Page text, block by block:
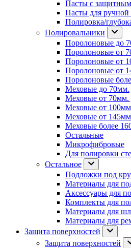
Пасты с
Пасты для ручной
Полировка/
Полировальники
Поролоновые до
Поролоновые от
Поролоновые от
Поролоновые от
Поролоновые
Меховые до 70мм.
Меховые от 70мм.
Меховые от
Меховые от
Меховые более
Остальные
Микрофибровые
Для полировки
Остальное
Подложки под
Материалы для
Аксессуары для
Комплекты для
Материалы для
Материалы для
Защита поверхностей
Защита поверхностей